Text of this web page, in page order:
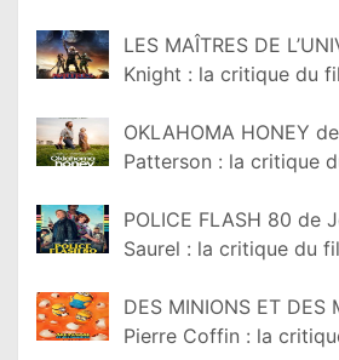
LES MAÎTRES DE
Knight : la critique du
OKLAHOMA HONEY
Patterson : la critique
POLICE FLASH 80 de
Saurel : la critique du
DES MINIONS ET DES
Pierre Coffin : la